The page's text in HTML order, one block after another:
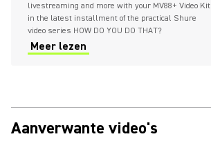
livestreaming and more with your MV88+ Video Kit
in the latest installment of the practical Shure
video series HOW DO YOU DO THAT?
Meer lezen
Aanverwante video's